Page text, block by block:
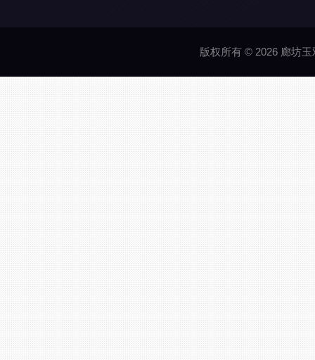
版权所有 © 2026 廊坊